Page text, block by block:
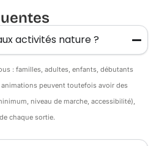
activités nature ?
: familles, adultes, enfants, débutants
peuvent toutefois avoir des
niveau de marche, accessibilité),
chaque sortie.